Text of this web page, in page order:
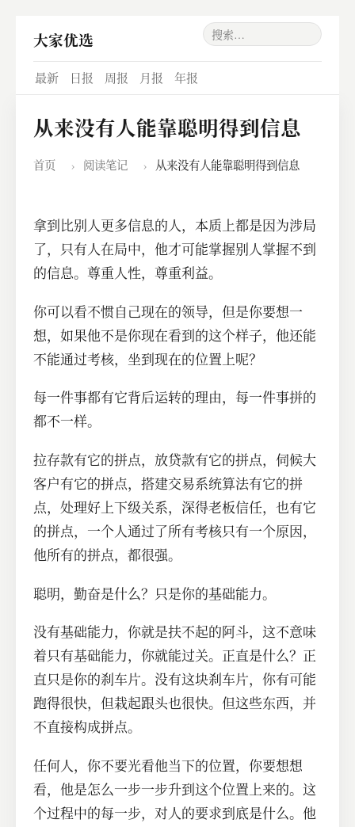
大家优选
最新 日报 周报 月报 年报
从来没有人能靠聪明得到信息
首页 › 阅读笔记 › 从来没有人能靠聪明得到信息
拿到比别人更多信息的人，本质上都是因为涉局
了，只有人在局中，他才可能掌握别人掌握不到
的信息。尊重人性，尊重利益。
你可以看不惯自己现在的领导，但是你要想一
想，如果他不是你现在看到的这个样子，他还能
不能通过考核，坐到现在的位置上呢？
每一件事都有它背后运转的理由，每一件事拼的
都不一样。
拉存款有它的拼点，放贷款有它的拼点，伺候大
客户有它的拼点，搭建交易系统算法有它的拼
点，处理好上下级关系，深得老板信任，也有它
的拼点，一个人通过了所有考核只有一个原因，
他所有的拼点，都很强。
聪明，勤奋是什么？只是你的基础能力。
没有基础能力，你就是扶不起的阿斗，这不意味
着只有基础能力，你就能过关。正直是什么？正
直只是你的刹车片。没有这块刹车片，你有可能
跑得很快，但栽起跟头也很快。但这些东西，并
不直接构成拼点。
任何人，你不要光看他当下的位置，你要想想
看，他是怎么一步一步升到这个位置上来的。这
个过程中的每一步，对人的要求到底是什么。他